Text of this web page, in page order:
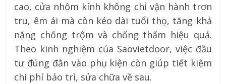
cao, cửa nhôm kính không chỉ vận hành trơn
tru, êm ái mà còn kéo dài tuổi thọ, tăng khả
năng chống trộm và chống thấm hiệu quả.
Theo kinh nghiệm của Saovietdoor, việc đầu
tư đúng đắn vào phụ kiện còn giúp tiết kiệm
chi phí bảo trì, sửa chữa về sau.